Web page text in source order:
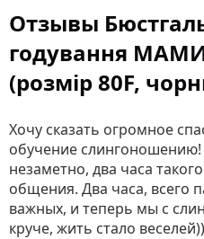
Отзывы
годування
(розмір 80F,
Хочу сказать огромное
обучение слингоношению!
незаметно, два часа
общения. Два часа, всего
важных, и теперь мы с
круче, жить стало